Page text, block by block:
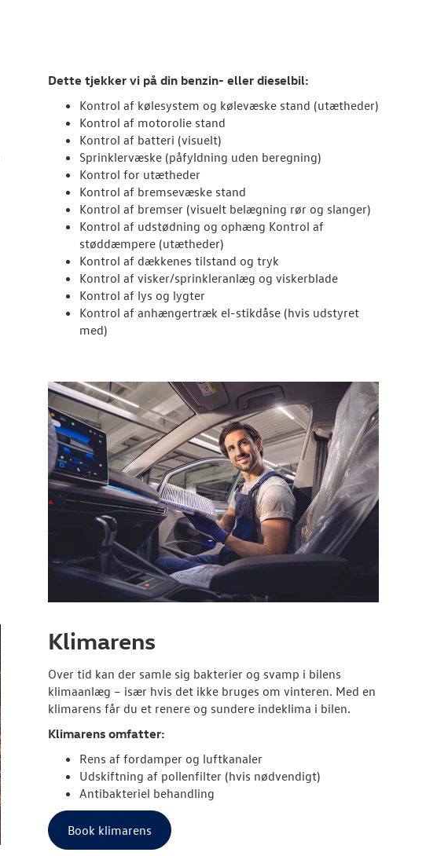
Dette tjekker vi på din benzin- eller dieselbil:
Kontrol af kølesystem og kølevæske stand (utætheder)
Kontrol af motorolie stand
Kontrol af batteri (visuelt)
Sprinklervæske (påfyldning uden beregning)
Kontrol for utætheder
Kontrol af bremsevæske stand
Kontrol af bremser (visuelt belægning rør og slanger)
Kontrol af udstødning og ophæng Kontrol af
støddæmpere (utætheder)
Kontrol af dækkenes tilstand og tryk
Kontrol af visker/sprinkleranlæg og viskerblade
Kontrol af lys og lygter
Kontrol af anhængertræk el-stikdåse (hvis udstyret
med)
Klimarens
Over tid kan der samle sig bakterier og svamp i bilens
klimaanlæg – især hvis det ikke bruges om vinteren. Med en
klimarens får du et renere og sundere indeklima i bilen.
Klimarens omfatter:
Rens af fordamper og luftkanaler
Udskiftning af pollenfilter (hvis nødvendigt)
Antibakteriel behandling
Book klimarens